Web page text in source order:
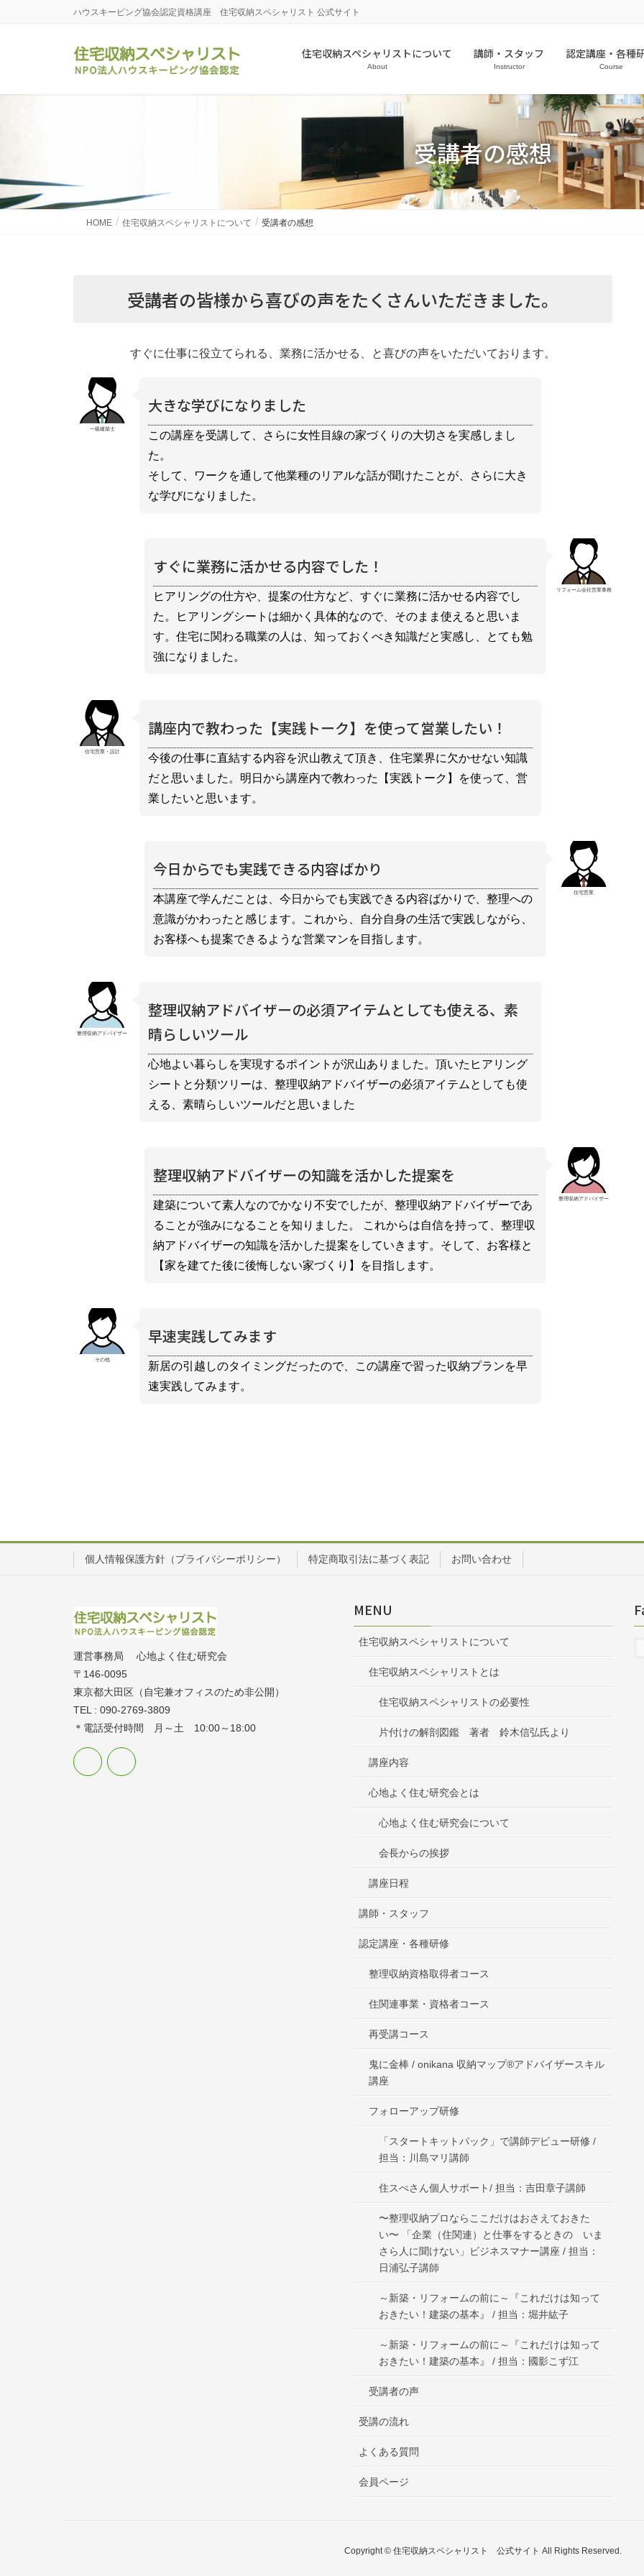
ハウスキーピング協会認定資格講座 住宅収納スペシャリスト 公式サイト
住宅収納スペシャリストについて
About
講師・スタッフ
Instructor
認定講座・各種
Course
受講者の感想
HOME 住宅収納スペシャリストについて 受講者の感想
受講者の皆様から喜びの声をたくさんいただきました。
すぐに仕事に役立てられる、業務に活かせる、と喜びの声をいただいております。
一級建築士
大きな学びになりました
この講座を受講して、さらに女性目線の家づくりの大切さを実感しまし
た。
そして、ワークを通して他業種のリアルな話が聞けたことが、さらに大き
な学びになりました。
リフォーム会社営業事務
すぐに業務に活かせる内容でした！
ヒアリングの仕方や、提案の仕方など、すぐに業務に活かせる内容でし
た。ヒアリングシートは細かく具体的なので、そのまま使えると思いま
す。住宅に関わる職業の人は、知っておくべき知識だと実感し、とても勉
強になりました。
住宅営業・設計
講座内で教わった【実践トーク】を使って営業したい！
今後の仕事に直結する内容を沢山教えて頂き、住宅業界に欠かせない知識
だと思いました。明日から講座内で教わった【実践トーク】を使って、営
業したいと思います。
住宅営業
今日からでも実践できる内容ばかり
本講座で学んだことは、今日からでも実践できる内容ばかりで、整理への
意識がかわったと感じます。これから、自分自身の生活で実践しながら、
お客様へも提案できるような営業マンを目指します。
整理収納アドバイザー
整理収納アドバイザーの必須アイテムとしても使える、素
晴らしいツール
心地よい暮らしを実現するポイントが沢山ありました。頂いたヒアリング
シートと分類ツリーは、整理収納アドバイザーの必須アイテムとしても使
える、素晴らしいツールだと思いました
整理収納アドバイザー
整理収納アドバイザーの知識を活かした提案を
建築について素人なのでかなり不安でしたが、整理収納アドバイザーであ
ることが強みになることを知りました。 これからは自信を持って、整理収
納アドバイザーの知識を活かした提案をしていきます。そして、お客様と
【家を建てた後に後悔しない家づくり】を目指します。
その他
早速実践してみます
新居の引越しのタイミングだったので、この講座で習った収納プランを早
速実践してみます。
個人情報保護方針（プライバシーポリシー） 特定商取引法に基づく表記 お問い合わせ
運営事務局 心地よく住む研究会
〒146-0095
東京都大田区（自宅兼オフィスのため非公開）
TEL : 090-2769-3809
＊電話受付時間 月～土 10:00～18:00
MENU
住宅収納スペシャリストについて
住宅収納スペシャリストとは
住宅収納スペシャリストの必要性
片付けの解剖図鑑 著者 鈴木信弘氏より
講座内容
心地よく住む研究会とは
心地よく住む研究会について
会長からの挨拶
講座日程
講師・スタッフ
認定講座・各種研修
整理収納資格取得者コース
住関連事業・資格者コース
再受講コース
鬼に金棒 / onikana 収納マップ®アドバイザースキル
講座
フォローアップ研修
「スタートキットパック」で講師デビュー研修 /
担当：川島マリ講師
住スぺさん個人サポート/ 担当：吉田章子講師
〜整理収納プロならここだけはおさえておきた
い〜 「企業（住関連）と仕事をするときの いま
さら人に聞けない」ビジネスマナー講座 / 担当：
日浦弘子講師
～新築・リフォームの前に～『これだけは知って
おきたい！建築の基本』 / 担当：堀井紘子
～新築・リフォームの前に～『これだけは知って
おきたい！建築の基本』 / 担当：國影こず江
受講者の声
受講の流れ
よくある質問
会員ページ
Copyright © 住宅収納スペシャリスト 公式サイト All Rights Reserved.